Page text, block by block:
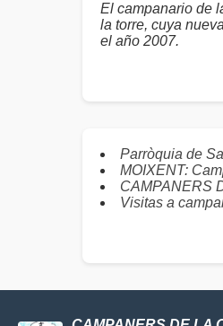
El campanario de
la torre, cuya
el año 2007.
Parròquia de
MOIXENT:
CAMPANERS
Visitas a